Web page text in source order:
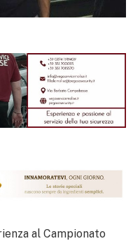
al Campionato